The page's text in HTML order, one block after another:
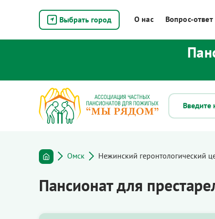
Выбрать город О нас Вопрос-ответ
Омск Нежинский геронтологический
Пансионат для